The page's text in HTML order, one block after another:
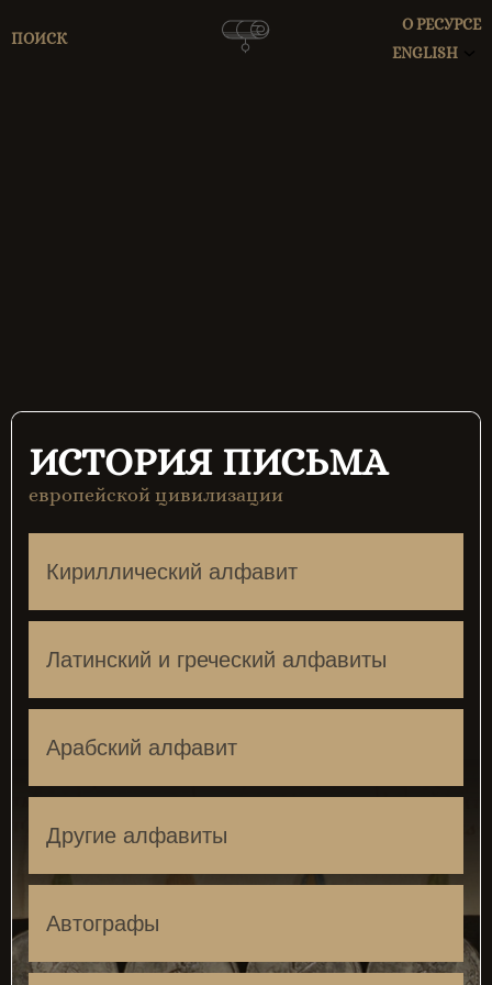
ПОИСК
О РЕСУРСЕ
ENGLISH
ИСТОРИЯ ПИСЬМА
европейской цивилизации
Кириллический алфавит
Латинский и греческий алфавиты
Арабский алфавит
Другие алфавиты
Автографы